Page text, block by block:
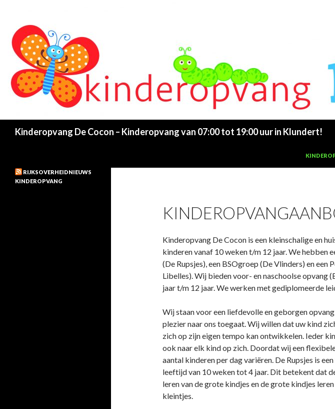
Kinderopvang De Cocon – Kinderopvang van 07:00 tot 19:00 uur in Klundert!
Kinderopvang De Cocon is een kleinschalige en
kinderen vanaf 10 weken t/m 12 jaar. We hebben
(De Rupsjes), een BSOgroep (De Vlinders) en een
Libelles). Wij bieden voor- en naschoolse opvang
jaar t/m 12 jaar. We werken met gediplomeerde
Wij staan voor een liefdevolle en geborgen
plezier naar ons toegaat. Wij willen dat uw kind
zich op zijn eigen tempo kan ontwikkelen. Ieder
ook naar elk kind op zich. Doordat wij een
aantal kinderen per dag variëren. De Rupsjes is
leeftijd van 10 weken tot 4 jaar. Dit betekent dat
leren van de grote kindjes en de grote kindjes
kleintjes.
RIJKSOVERHEIDNIEUWS
KINDEROPVANG